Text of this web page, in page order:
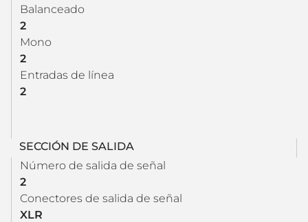
Balanceado
2
Mono
2
Entradas de línea
2
SECCIÓN DE SALIDA
Número de salida de señal
2
Conectores de salida de señal
XLR